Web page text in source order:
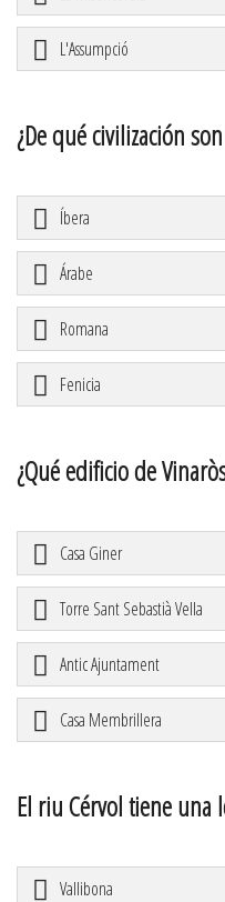
L'Assumpció
¿De qué civilización
Íbera
Árabe
Romana
Fenicia
¿Qué edificio de
Casa Giner
Torre Sant Sebastià Vella
Antic Ajuntament
Casa Membrillera
El riu Cérvol tiene una
Vallibona